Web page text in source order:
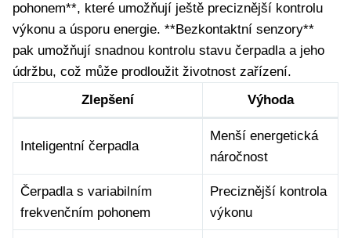
pohonem**, které umožňují ještě preciznější kontrolu
výkonu a úsporu energie. **Bezkontaktní senzory**
pak umožňují snadnou kontrolu stavu čerpadla a jeho
údržbu, což může prodloužit životnost zařízení.
Zlepšení
Výhoda
Inteligentní čerpadla
Menší energetická
náročnost
Čerpadla s variabilním
frekvenčním pohonem
Preciznější kontrola
výkonu